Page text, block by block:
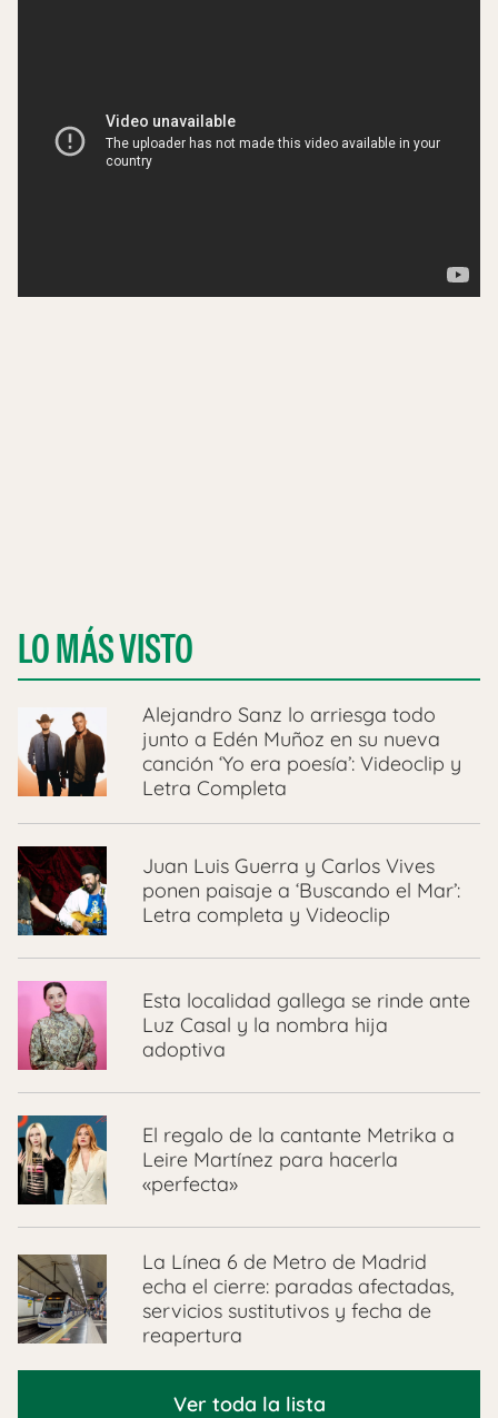
LO MÁS VISTO
Alejandro Sanz lo arriesga todo
junto a Edén Muñoz en su nueva
canción ‘Yo era poesía’: Videoclip y
Letra Completa
Juan Luis Guerra y Carlos Vives
ponen paisaje a ‘Buscando el Mar’:
Letra completa y Videoclip
Esta localidad gallega se rinde ante
Luz Casal y la nombra hija
adoptiva
El regalo de la cantante Metrika a
Leire Martínez para hacerla
«perfecta»
La Línea 6 de Metro de Madrid
echa el cierre: paradas afectadas,
servicios sustitutivos y fecha de
reapertura
Ver toda la lista